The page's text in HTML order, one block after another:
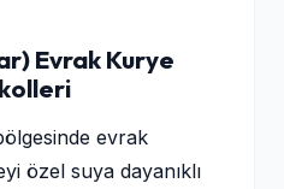
Evrak Kurye
evrak
özel suya dayanıklı